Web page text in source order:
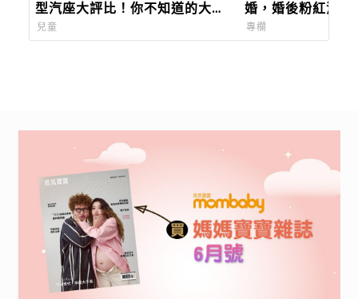
型汽座大評比！你不知道的大童
安全盲區！
兒童
婚，婚後粉紅泡泡
公：「不會有人
專欄